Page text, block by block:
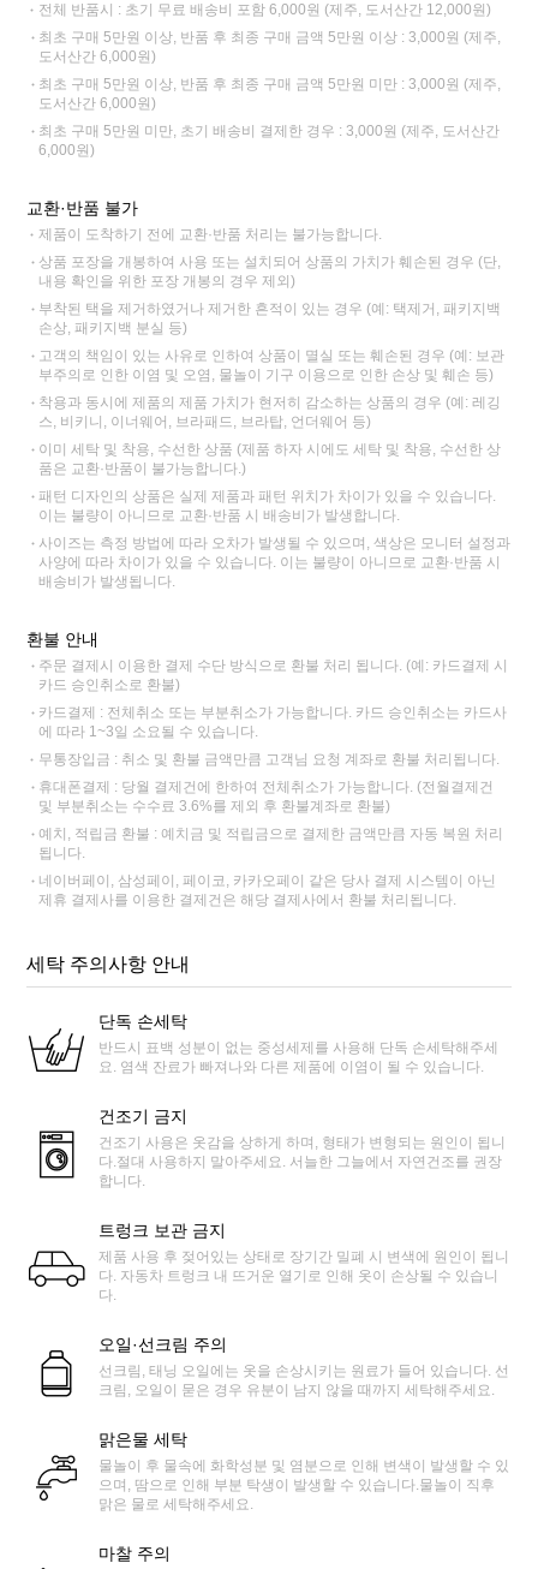
전체 반품시 : 초기 무료 배송비 포함 6,000원 (제주, 도서산간 12,000원)
최초 구매 5만원 이상, 반품 후 최종 구매 금액 5만원 이상 : 3,000원 (제주,
도서산간 6,000원)
최초 구매 5만원 이상, 반품 후 최종 구매 금액 5만원 미만 : 3,000원 (제주,
도서산간 6,000원)
최초 구매 5만원 미만, 초기 배송비 결제한 경우 : 3,000원 (제주, 도서산간
6,000원)
교환·반품 불가
제품이 도착하기 전에 교환·반품 처리는 불가능합니다.
상품 포장을 개봉하여 사용 또는 설치되어 상품의 가치가 훼손된 경우 (단,
내용 확인을 위한 포장 개봉의 경우 제외)
부착된 택을 제거하였거나 제거한 흔적이 있는 경우 (예: 택제거, 패키지백
손상, 패키지백 분실 등)
고객의 책임이 있는 사유로 인하여 상품이 멸실 또는 훼손된 경우 (예: 보관
부주의로 인한 이염 및 오염, 물놀이 기구 이용으로 인한 손상 및 훼손 등)
착용과 동시에 제품의 제품 가치가 현저히 감소하는 상품의 경우 (예: 레깅
스, 비키니, 이너웨어, 브라패드, 브라탑, 언더웨어 등)
이미 세탁 및 착용, 수선한 상품 (제품 하자 시에도 세탁 및 착용, 수선한 상
품은 교환·반품이 불가능합니다.)
패턴 디자인의 상품은 실제 제품과 패턴 위치가 차이가 있을 수 있습니다.
이는 불량이 아니므로 교환·반품 시 배송비가 발생합니다.
사이즈는 측정 방법에 따라 오차가 발생될 수 있으며, 색상은 모니터 설정과
사양에 따라 차이가 있을 수 있습니다. 이는 불량이 아니므로 교환·반품 시
배송비가 발생됩니다.
환불 안내
주문 결제시 이용한 결제 수단 방식으로 환불 처리 됩니다. (예: 카드결제 시
카드 승인취소로 환불)
카드결제 : 전체취소 또는 부분취소가 가능합니다. 카드 승인취소는 카드사
에 따라 1~3일 소요될 수 있습니다.
무통장입금 : 취소 및 환불 금액만큼 고객님 요청 계좌로 환불 처리됩니다.
휴대폰결제 : 당월 결제건에 한하여 전체취소가 가능합니다. (전월결제건
및 부분취소는 수수료 3.6%를 제외 후 환불계좌로 환불)
예치, 적립금 환불 : 예치금 및 적립금으로 결제한 금액만큼 자동 복원 처리
됩니다.
네이버페이, 삼성페이, 페이코, 카카오페이 같은 당사 결제 시스템이 아닌
제휴 결제사를 이용한 결제건은 해당 결제사에서 환불 처리됩니다.
세탁 주의사항 안내
단독 손세탁
반드시 표백 성분이 없는 중성세제를 사용해 단독 손세탁해주세
요. 염색 잔료가 빠져나와 다른 제품에 이염이 될 수 있습니다.
건조기 금지
건조기 사용은 옷감을 상하게 하며, 형태가 변형되는 원인이 됩니
다.절대 사용하지 말아주세요. 서늘한 그늘에서 자연건조를 권장
합니다.
트렁크 보관 금지
제품 사용 후 젖어있는 상태로 장기간 밀폐 시 변색에 원인이 됩니
다. 자동차 트렁크 내 뜨거운 열기로 인해 옷이 손상될 수 있습니
다.
오일·선크림 주의
선크림, 태닝 오일에는 옷을 손상시키는 원료가 들어 있습니다. 선
크림, 오일이 묻은 경우 유분이 남지 않을 때까지 세탁해주세요.
맑은물 세탁
물놀이 후 물속에 화학성분 및 염분으로 인해 변색이 발생할 수 있
으며, 땀으로 인해 부분 탁생이 발생할 수 있습니다.물놀이 직후
맑은 물로 세탁해주세요.
마찰 주의